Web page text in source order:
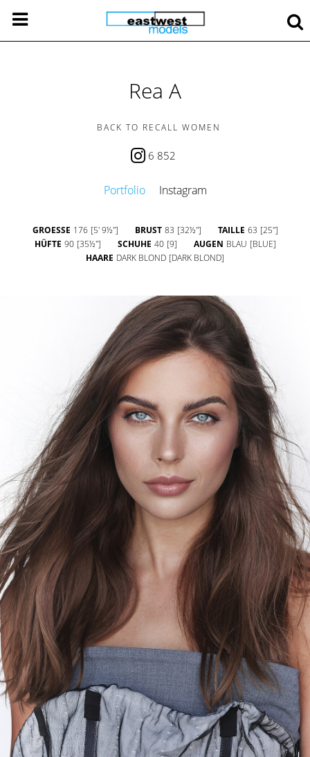
Rea A
BACK TO RECALL WOMEN
6 852
Portfolio Instagram
GROESSE 176 [5' 9½''] BRUST 83 [32½''] TAILLE 63 [25'']
HÜFTE 90 [35½''] SCHUHE 40 [9] AUGEN BLAU [BLUE]
HAARE DARK BLOND [DARK BLOND]